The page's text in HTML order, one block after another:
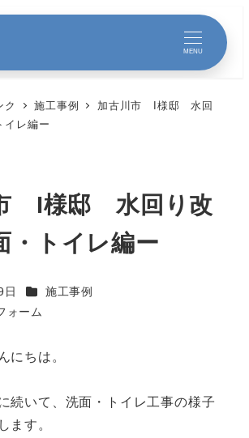
MENU
ク 施工事例
加古川市 I様邸 水回
イレ編ー
I様邸 水回り改
・トイレ編ー
日 カテゴリー
施工事例
ォーム
にちは。
続いて、洗面・トイレ工事の様子
ます。